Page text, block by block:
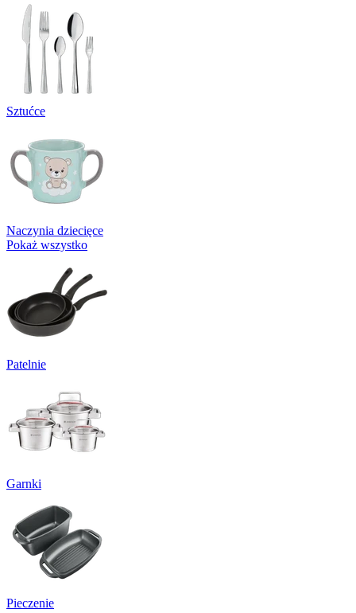
Sztućce
Naczynia dziecięce
Pokaż wszystko
Patelnie
Garnki
Pieczenie